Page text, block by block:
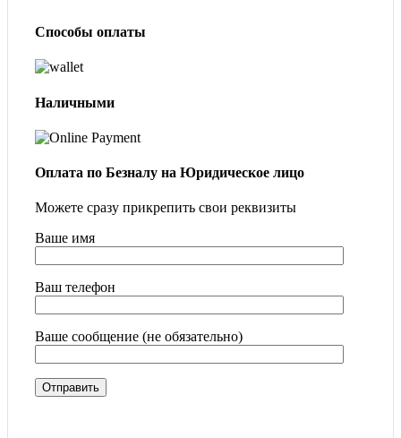
Способы оплаты
Наличными
Оплата по Безналу на Юридическое лицо
Можете сразу прикрепить свои реквизиты
Ваше имя
Ваш телефон
Ваше сообщение (не обязательно)